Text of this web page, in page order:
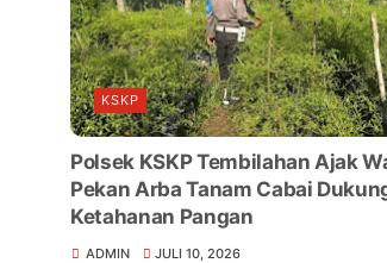
KSKP
Polsek KSKP Tembilahan Ajak
Pekan Arba Tanam Cabai
Ketahanan Pangan
ADMIN JULI 10, 2026